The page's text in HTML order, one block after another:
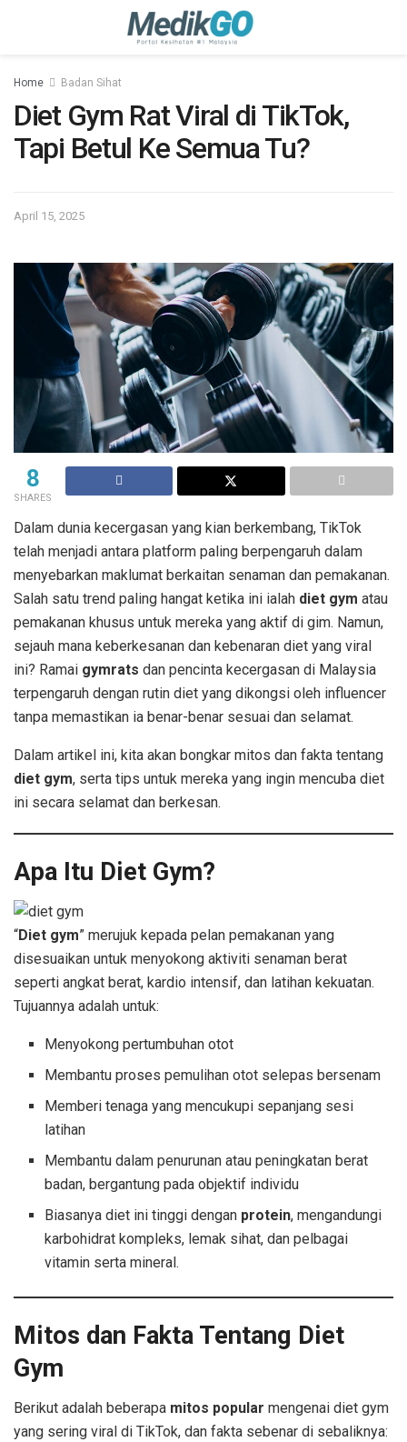
Home Badan Sihat
Diet Gym Rat Viral di TikTok,
Tapi Betul Ke Semua Tu?
April 15, 2025
8
SHARES
Dalam dunia kecergasan yang kian berkembang, TikTok
telah menjadi antara platform paling berpengaruh dalam
menyebarkan maklumat berkaitan senaman dan pemakanan.
Salah satu trend paling hangat ketika ini ialah diet gym atau
pemakanan khusus untuk mereka yang aktif di gim. Namun,
sejauh mana keberkesanan dan kebenaran diet yang viral
ini? Ramai gymrats dan pencinta kecergasan di Malaysia
terpengaruh dengan rutin diet yang dikongsi oleh influencer
tanpa memastikan ia benar-benar sesuai dan selamat.
Dalam artikel ini, kita akan bongkar mitos dan fakta tentang
diet gym, serta tips untuk mereka yang ingin mencuba diet
ini secara selamat dan berkesan.
Apa Itu Diet Gym?
“Diet gym” merujuk kepada pelan pemakanan yang
disesuaikan untuk menyokong aktiviti senaman berat
seperti angkat berat, kardio intensif, dan latihan kekuatan.
Tujuannya adalah untuk:
Menyokong pertumbuhan otot
Membantu proses pemulihan otot selepas bersenam
Memberi tenaga yang mencukupi sepanjang sesi
latihan
Membantu dalam penurunan atau peningkatan berat
badan, bergantung pada objektif individu
Biasanya diet ini tinggi dengan protein, mengandungi
karbohidrat kompleks, lemak sihat, dan pelbagai
vitamin serta mineral.
Mitos dan Fakta Tentang Diet
Gym
Berikut adalah beberapa mitos popular mengenai diet gym
yang sering viral di TikTok, dan fakta sebenar di sebaliknya: